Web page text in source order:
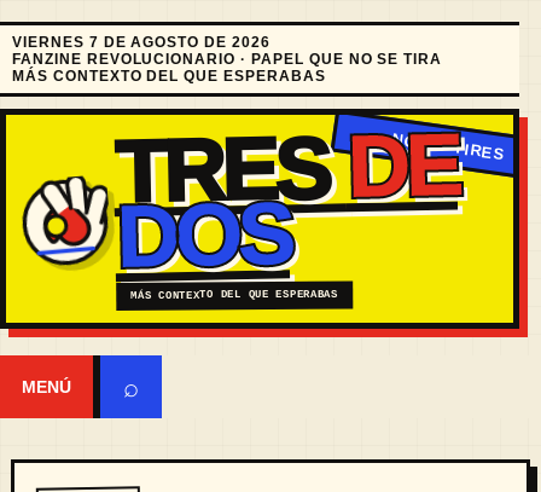
VIERNES 7 DE AGOSTO DE 2026
FANZINE REVOLUCIONARIO · PAPEL QUE NO SE TIRA
MÁS CONTEXTO DEL QUE ESPERABAS
TRESDE
DOS
MÁS CONTEXTO DEL QUE ESPERABAS
MENÚ ⌕